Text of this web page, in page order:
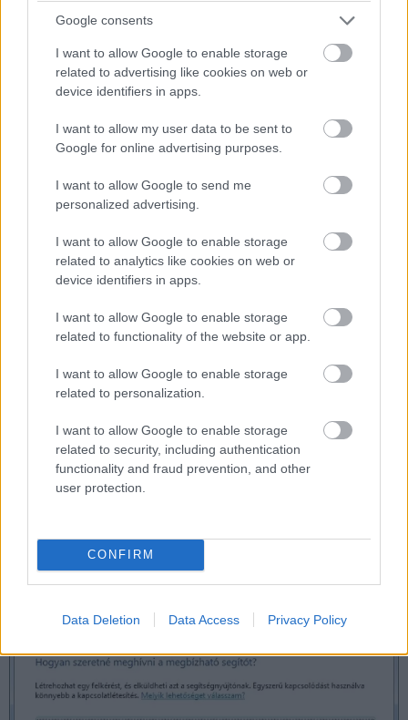
Google consents
I want to allow Google to enable storage
related to advertising like cookies on web or
device identifiers in apps.
I want to allow my user data to be sent to
Google for online advertising purposes.
I want to allow Google to send me
personalized advertising.
I want to allow Google to enable storage
related to analytics like cookies on web or
device identifiers in apps.
I want to allow Google to enable storage
related to functionality of the website or app.
I want to allow Google to enable storage
related to personalization.
I want to allow Google to enable storage
related to security, including authentication
functionality and fraud prevention, and other
user protection.
CONFIRM
Data Deletion Data Access Privacy Policy
Vegyük az első változatot és kérjünk segítséget valakitől,
Segítség kérése egy megbízható személytől
nevű menüpontot kell választani, ahol további három
lehetőségünk közül választhatunk a felkérésre
Egyszerű kapcsolódásthasználjuk. Az elsőt akkor
érdemes használni, ha webes e-mail felületet
használunk, ilyenkor csatolmányként küldhetjük el a
segítségkérés részleteit leíró fájlt, de lehetőségünk van
üzenőprogramot (például Live Messenger) használva
küldjük el ezt az állományt. A második opciót akkor
használhatjuk, ha haldokló gépünk alapértelmezett
levelezőprogramját (Windows Mail, Outlook, Thunderbird
stb.) még képesek vagyunk hadra fogni, így csak a
címzettet kell megadni és egy üzenet keretén belül máris
továbbíthatjuk ugyanazt az állományt, amit akkor kapunk,
ha a felkérést fájlként mentjük. A harmadik lehetőség
Windows 7 alatt használható, ez azEgyszerű
kapcsolódás . Mindhárom esetben kapni fogunk egy
jelszót, amit a másik, azaz a segítségnyújtó fél tudtára
kell adnunk, csak akkor fog tudni hozzánk csatlakozni.